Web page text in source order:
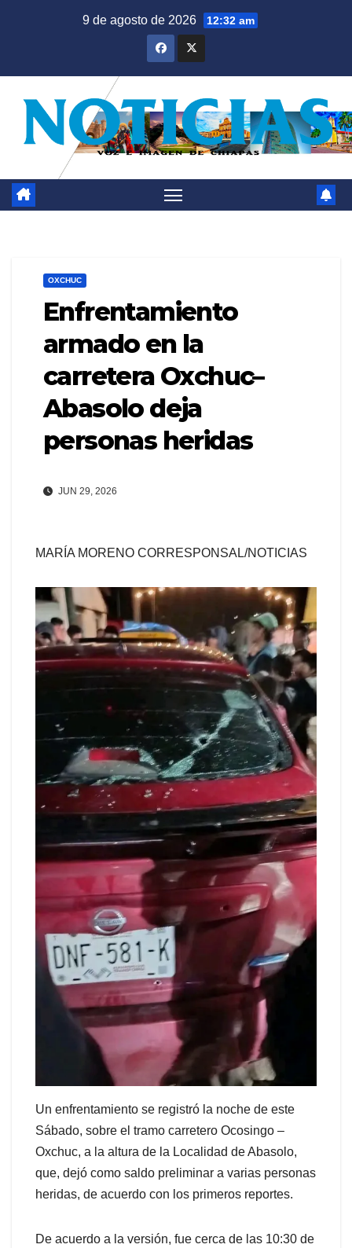
9 de agosto de 2026 12:32 am
OXCHUC
Enfrentamiento
armado en la
carretera Oxchuc–
Abasolo deja
personas heridas
JUN 29, 2026
MARÍA MORENO CORRESPONSAL/NOTICIAS
Un enfrentamiento se registró la noche de este
Sábado, sobre el tramo carretero Ocosingo –
Oxchuc, a la altura de la Localidad de Abasolo,
que, dejó como saldo preliminar a varias personas
heridas, de acuerdo con los primeros reportes.
De acuerdo a la versión, fue cerca de las 10:30 de